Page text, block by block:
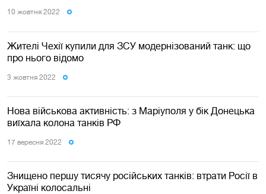
10 жовтня 2022
Жителі Чехії купили для ЗСУ модернізований танк: що
про нього відомо
3 жовтня 2022
Нова військова активність: з Маріуполя у бік Донецька
виїхала колона танків РФ
17 вересня 2022
Знищено першу тисячу російських танків: втрати Росії в
Україні колосальні